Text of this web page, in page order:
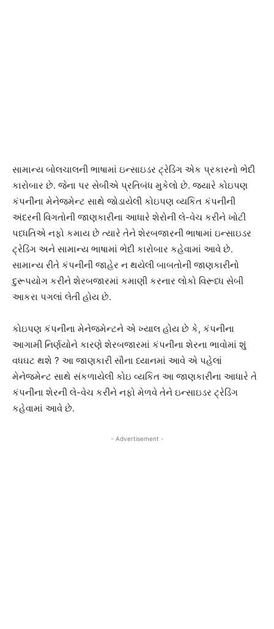
સામાન્ય બોલચાલની ભાષામાં ઇન્સાઇડર ટ્રેડિંગ એક પ્રકારનો ભેદી
કારોબાર છે. જેના પર સેબીએ પ્રતિબંધ મુકેલો છે. જયારે કોઇપણ
કંપનીના મેનેજમેન્ટ સાથે જોડાયેલી કોઇપણ વ્યકિત કંપનીની
અંદરની વિગતોની જાણકારીના આધારે શેરોની લે-વેચ કરીને ખોટી
પધ્ધતિએ નફો કમાય છે ત્યારે તેને શેરબજારની ભાષામાં ઇન્સાઇડર
ટ્રેડિંગ અને સામાન્ય ભાષામાં ભેદી કારોબાર કહેવામાં આવે છે.
સામાન્ય રીતે કંપનીની જાહેર ન થયેલી બાબતોની જાણકારીનો
દુરૂપયોગ કરીને શેરબજારમાં કમાણી કરનાર લોકો વિરૂધ્ધ સેબી
આકરા પગલાં લેતી હોય છે.
કોઇપણ કંપનીના મેનેજમેન્ટને એ ખ્યાલ હોય છે કે, કંપનીના
આગામી નિર્ણયોને કારણે શેરબજારમાં કંપનીના શેરના ભાવોમાં શું
વધઘટ થશે ? આ જાણકારી સૌના ધ્યાનમાં આવે એ પહેલાં
મેનેજમેન્ટ સાથે સંકળાયેલી કોઇ વ્યકિત આ જાણકારીના આધારે તે
કંપનીના શેરની લે-વેચ કરીને નફો મેળવે તેને ઇન્સાઇડર ટ્રેડિંગ
કહેવામાં આવે છે.
- Advertisement -